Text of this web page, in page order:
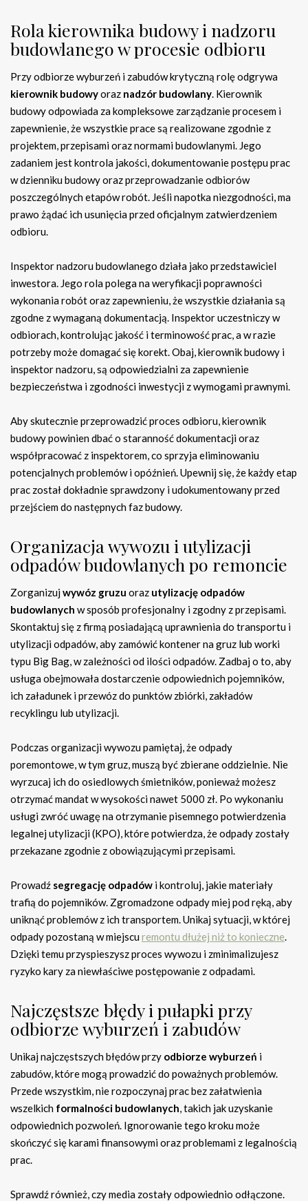
Rola kierownika budowy i nadzoru
budowlanego w procesie odbioru
Przy odbiorze wyburzeń i zabudów krytyczną rolę odgrywa
kierownik budowyoraz nadzór budowlany. Kierownik
budowy odpowiada za kompleksowe zarządzanie procesem i
zapewnienie, że wszystkie prace są realizowane zgodnie z
projektem, przepisami oraz normami budowlanymi. Jego
zadaniem jest kontrola jakości, dokumentowanie postępu prac
w dzienniku budowy oraz przeprowadzanie odbiorów
poszczególnych etapów robót. Jeśli napotka niezgodności, ma
prawo żądać ich usunięcia przed oficjalnym zatwierdzeniem
odbioru.
Inspektor nadzoru budowlanego działa jako przedstawiciel
inwestora. Jego rola polega na weryfikacji poprawności
wykonania robót oraz zapewnieniu, że wszystkie działania są
zgodne z wymaganą dokumentacją. Inspektor uczestniczy w
odbiorach, kontrolując jakość i terminowość prac, a w razie
potrzeby może domagać się korekt. Obaj, kierownik budowy i
inspektor nadzoru, są odpowiedzialni za zapewnienie
bezpieczeństwa i zgodności inwestycji z wymogami prawnymi.
Aby skutecznie przeprowadzić proces odbioru, kierownik
budowy powinien dbać o staranność dokumentacji oraz
współpracować z inspektorem, co sprzyja eliminowaniu
potencjalnych problemów i opóźnień. Upewnij się, że każdy etap
prac został dokładnie sprawdzony i udokumentowany przed
przejściem do następnych faz budowy.
Organizacja wywozu i utylizacji
odpadów budowlanych po remoncie
Zorganizujwywóz gruzu oraz utylizację odpadów
budowlanych w sposób profesjonalny i zgodny z przepisami.
Skontaktuj się z firmą posiadającą uprawnienia do transportu i
utylizacji odpadów, aby zamówić kontener na gruz lub worki
typu Big Bag, w zależności od ilości odpadów. Zadbaj o to, aby
usługa obejmowała dostarczenie odpowiednich pojemników,
ich załadunek i przewóz do punktów zbiórki, zakładów
recyklingu lub utylizacji.
Podczas organizacji wywozu pamiętaj, że odpady
poremontowe, w tym gruz, muszą być zbierane oddzielnie. Nie
wyrzucaj ich do osiedlowych śmietników, ponieważ możesz
otrzymać mandat w wysokości nawet 5000 zł. Po wykonaniu
usługi zwróć uwagę na otrzymanie pisemnego potwierdzenia
legalnej utylizacji (KPO), które potwierdza, że odpady zostały
przekazane zgodnie z obowiązującymi przepisami.
Prowadź segregację odpadów i kontroluj, jakie materiały
trafią do pojemników. Zgromadzone odpady miej pod ręką, aby
uniknąć problemów z ich transportem. Unikaj sytuacji, w której
odpady pozostaną w miejscuremontu dłużej niż to konieczne.
Dzięki temu przyspieszysz proces wywozu i zminimalizujesz
ryzyko kary za niewłaściwe postępowanie z odpadami.
Najczęstsze błędy i pułapki przy
odbiorze wyburzeń i zabudów
Unikaj najczęstszych błędów przy odbiorze wyburzeń i
zabudów, które mogą prowadzić do poważnych problemów.
Przede wszystkim, nie rozpoczynaj prac bez załatwienia
wszelkich formalności budowlanych, takich jak uzyskanie
odpowiednich pozwoleń. Ignorowanie tego kroku może
skończyć się karami finansowymi oraz problemami z legalnością
prac.
Sprawdź również, czy media zostały odpowiednio odłączone.